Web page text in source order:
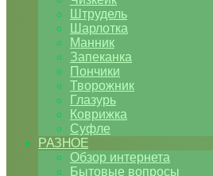
Штрудель
Шарлотка
Манник
Запеканка
Пончики
Творожник
Глазурь
Коврижка
Суфле
РАЗНОЕ
Обзор интернета
Бытовые вопросы